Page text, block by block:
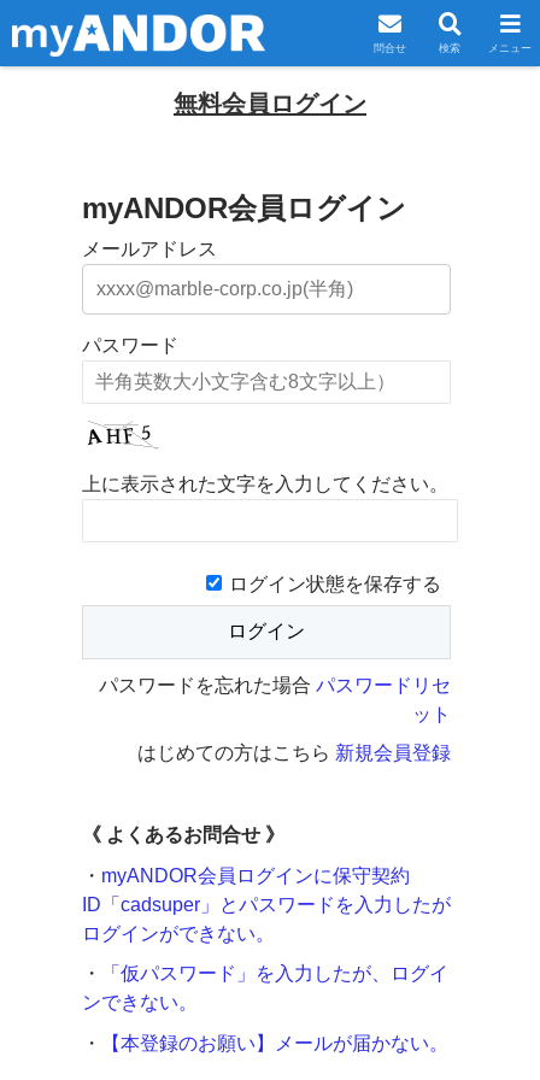
無料会員ログイン
myANDOR会員ログイン
メールアドレス
パスワード
上に表示された文字を入力してください。
ログイン状態を保存する
パスワードを忘れた場合 パスワードリセ
ット
はじめての方はこちら 新規会員登録
《 よくあるお問合せ 》
・ myANDOR会員ログインに保守契約
ID「cadsuper」とパスワードを入力したが
ログインができない。
・
「仮パスワード」を入力したが、ログイ
ンできない。
・
【本登録のお願い】メールが届かない。
問合せ 検索 メニュー